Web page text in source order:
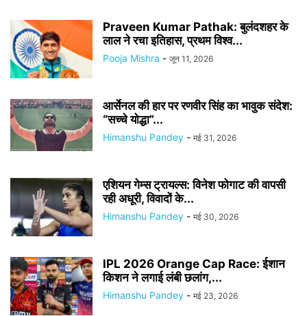
Praveen Kumar Pathak: बुलंदशहर के
लाल ने रचा इतिहास, प्रथम विश्व...
Pooja Mishra - जून 11, 2026
आर्सेनल की हार पर रणवीर सिंह का भावुक संदेश:
“सच्चे योद्धा”...
Himanshu Pandey - मई 31, 2026
एशियन गेम्स ट्रायल्स: विनेश फोगाट की वापसी
रही अधूरी, विवादों के...
Himanshu Pandey - मई 30, 2026
IPL 2026 Orange Cap Race: ईशान
किशन ने लगाई लंबी छलांग,...
Himanshu Pandey - मई 23, 2026